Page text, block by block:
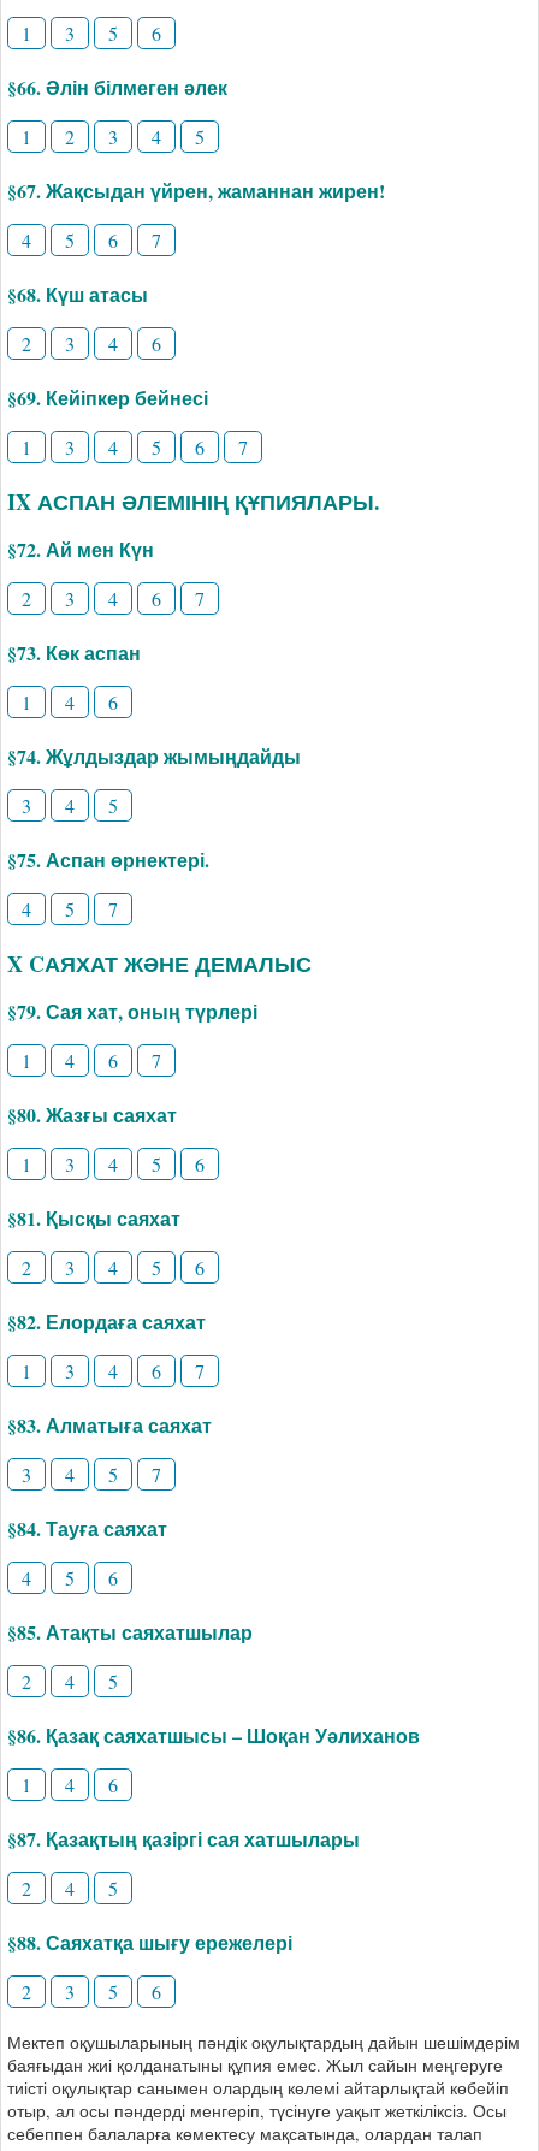
1 3 5 6
§66. Әлін білмеген әлек
1 2 3 4 5
§67. Жақсыдан үйрен, жаманнан жирен!
4 5 6 7
§68. Күш атасы
2 3 4 6
§69. Кейіпкер бейнесі
1 3 4 5 6 7
IX АСПАН ӘЛЕМІНІҢ ҚҰПИЯЛАРЫ.
§72. Ай мен Күн
2 3 4 6 7
§73. Көк аспан
1 4 6
§74. Жұлдыздар жымыңдайды
3 4 5
§75. Аспан өрнектері.
4 5 7
X CАЯХАТ ЖӘНЕ ДЕМАЛЫС
§79. Сая хат, оның түрлері
1 4 6 7
§80. Жазғы саяхат
1 3 4 5 6
§81. Қысқы саяхат
2 3 4 5 6
§82. Елордаға саяхат
1 3 4 6 7
§83. Алматыға саяхат
3 4 5 7
§84. Тауға саяхат
4 5 6
§85. Атақты саяхатшылар
2 4 5
§86. Қазақ саяхатшысы – Шоқан Уәлиханов
1 4 6
§87. Қазақтың қазіргі сая хатшылары
2 4 5
§88. Саяхатқа шығу ережелері
2 3 5 6
Мектеп оқушыларының пәндік оқулықтардың дайын шешімдерім
баяғыдан жиі қолданатыны құпия емес. Жыл сайын меңгеруге
тиісті оқулықтар санымен олардың көлемі айтарлықтай көбейіп
отыр, ал осы пәндерді менгеріп, түсінуге уақыт жеткіліксіз. Осы
себеппен балаларға көмектесу мақсатында, олардан талап